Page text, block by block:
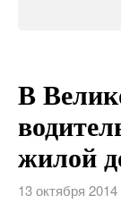
В
жилой
13 октября